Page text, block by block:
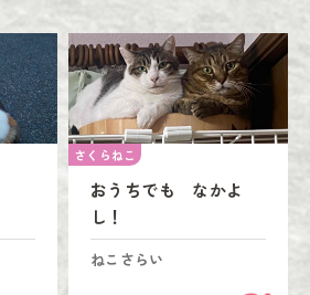
さくらねこ
おうちでも なかよ
し！
ねこさらい